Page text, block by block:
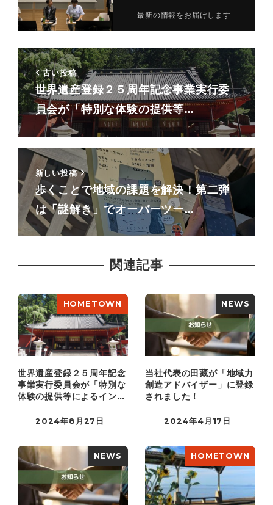
最新の情報をお届けします
古い投稿
世界遺産登録２５周年記念事業実行委
員会が「特別な体験の提供等…
新しい投稿
歩くことで地域の課題を解決！第二弾
は「謎解き」でオーバーツー…
関連記事
HOMETOWN
世界遺産登録２５周年記念
事業実行委員会が「特別な
体験の提供等によるインバ
2024年8月27日
NEWS
当社代表の田藏が「地域力
創造アドバイザー」に登録
されました！
2024年4月17日
NEWS HOMETOWN